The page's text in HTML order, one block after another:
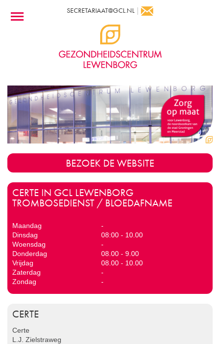
SECRETARIAAT@GCL.NL |
BEZOEK DE WEBSITE
CERTE IN GCL LEWENBORG
TROMBOSEDIENST / BLOEDAFNAME
Maandag
-
Dinsdag
08:00 - 10.00
Woensdag
-
Donderdag
08.00 - 9.00
Vrijdag
08.00 - 10.00
Zaterdag
-
Zondag
-
CERTE
Certe
L.J. Zielstraweg